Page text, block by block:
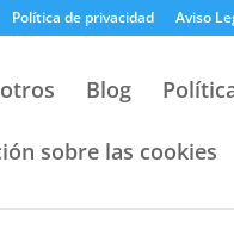
Política de privacidad Aviso
Blog
sobre las cookies